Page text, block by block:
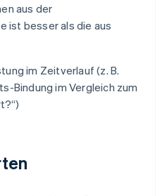
aus der
ist besser als die aus
im Zeitverlauf (z. B.
Bindung im Vergleich zum